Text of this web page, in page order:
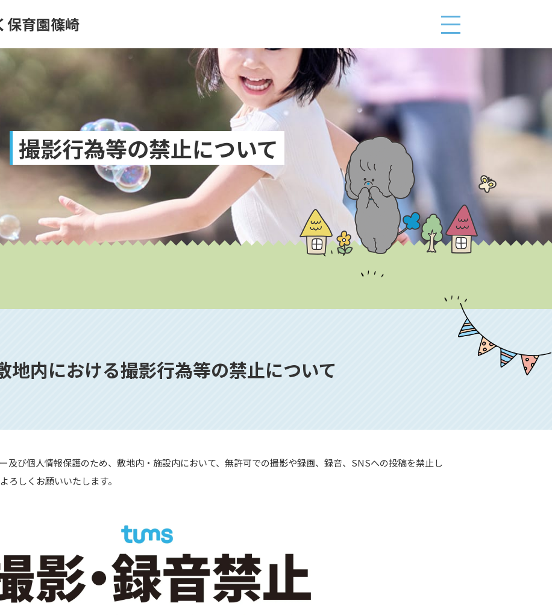
保育園篠崎
撮影行為等の禁止について
地内における撮影行為等の禁止について
及び個人情報保護のため、敷地内・施設内において、無許可での撮影や録画、録音、SNSへの投稿を禁止し
ろしくお願いいたします。